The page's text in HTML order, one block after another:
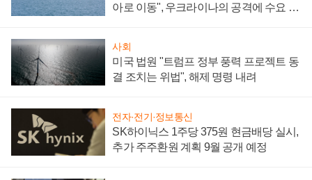
아로 이동", 우크라이나의 공격에 수요 늘
사회
미국 법원 "트럼프 정부 풍력 프로젝트 동
결 조치는 위법", 해제 명령 내려
전자·전기·정보통신
SK하이닉스 1주당 375원 현금배당 실시,
추가 주주환원 계획 9월 공개 예정